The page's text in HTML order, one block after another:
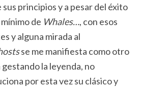
principios y a pesar del éxito
de Whales…, con esos
y alguna mirada al
se me manifiesta como otro
la leyenda, no
por esta vez su clásico y